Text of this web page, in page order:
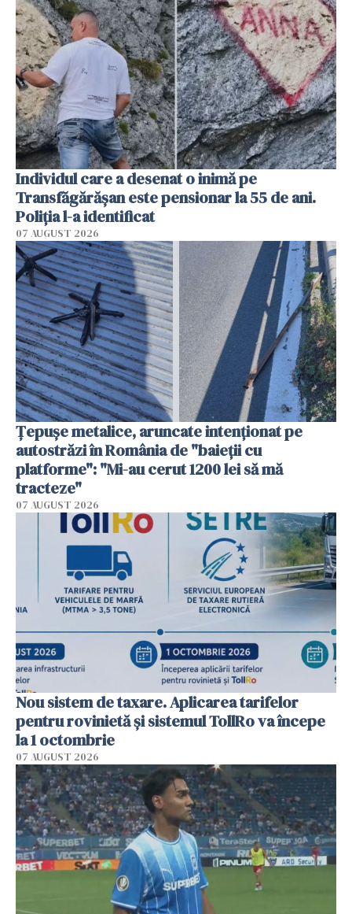
Individul care a desenat o inimă pe
Transfăgărășan este pensionar la 55 de ani.
Poliția l-a identificat
07 AUGUST 2026
Țepușe metalice, aruncate intenționat pe
autostrăzi în România de "baieții cu
platforme": "Mi-au cerut 1200 lei să mă
tracteze"
07 AUGUST 2026
Nou sistem de taxare. Aplicarea tarifelor
pentru rovinietă şi sistemul TollRo va începe
la 1 octombrie
07 AUGUST 2026